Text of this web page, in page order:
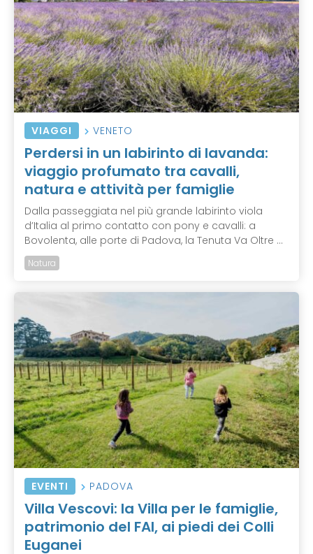
VIAGGI VENETO
Perdersi in un labirinto di lavanda:
viaggio profumato tra cavalli,
natura e attività per famiglie
Dalla passeggiata nel più grande labirinto viola
d’Italia al primo contatto con pony e cavalli: a
Bovolenta, alle porte di Padova, la Tenuta Va Oltre ...
Natura
EVENTI PADOVA
Villa Vescovi: la Villa per le famiglie,
patrimonio del FAI, ai piedi dei Colli
Euganei